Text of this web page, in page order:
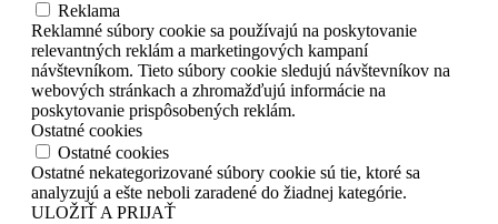
Reklama
Reklamné súbory cookie sa používajú na poskytovanie
relevantných reklám a marketingových kampaní
návštevníkom. Tieto súbory cookie sledujú návštevníkov na
webových stránkach a zhromažďujú informácie na
poskytovanie prispôsobených reklám.
Ostatné cookies
Ostatné cookies
Ostatné nekategorizované súbory cookie sú tie, ktoré sa
analyzujú a ešte neboli zaradené do žiadnej kategórie.
ULOŽIŤ A PRIJAŤ